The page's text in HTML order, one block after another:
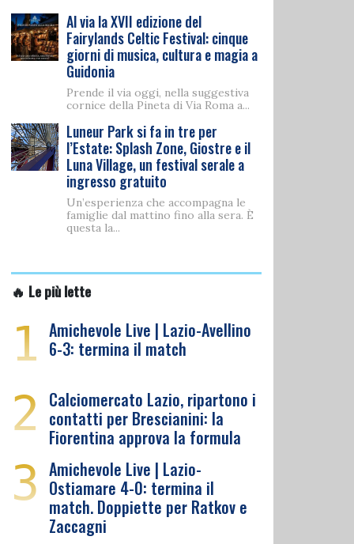
Al via la XVII edizione del
Fairylands Celtic Festival: cinque
giorni di musica, cultura e magia a
Guidonia
Prende il via oggi, nella suggestiva
cornice della Pineta di Via Roma a...
Luneur Park si fa in tre per
l’Estate: Splash Zone, Giostre e il
Luna Village, un festival serale a
ingresso gratuito
Un’esperienza che accompagna le
famiglie dal mattino fino alla sera. È
questa la...
🔥 Le più lette
1 Amichevole Live | Lazio-Avellino
6-3: termina il match
2 Calciomercato Lazio, ripartono i
contatti per Brescianini: la
Fiorentina approva la formula
3 Amichevole Live | Lazio-
Ostiamare 4-0: termina il
match. Doppiette per Ratkov e
Zaccagni